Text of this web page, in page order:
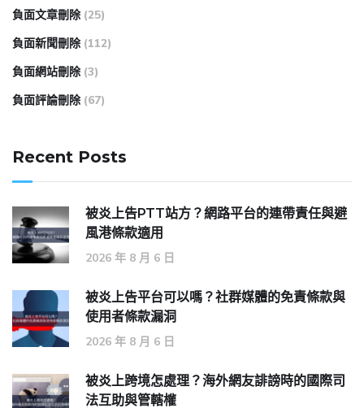
負面文章刪除 (25)
負面新聞刪除 (112)
負面網站刪除 (3)
負面評論刪除 (67)
Recent Posts
被炎上告PTT站方？網路平台的連帶責任與避
風港條款適用
2026 年 8 月 6 日
被炎上告平台可以嗎？社群媒體的免責條款與
使用者條款漏洞
2026 年 8 月 6 日
被炎上跨境怎處理？海外網友誹謗時的國際司
法互助與管轄權